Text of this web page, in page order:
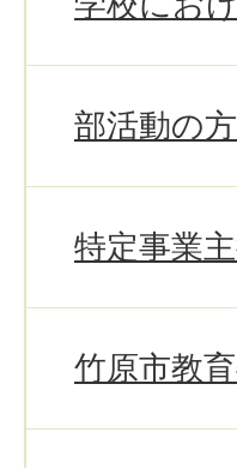
部活動の
特定事業
竹原市教